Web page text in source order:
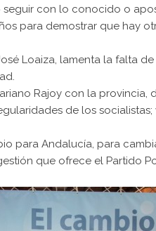
seguir con lo conocido o
para demostrar que hay
Loaiza, lamenta la falta
Rajoy con la
de los
para Andalucía, para
que ofrece el Partido